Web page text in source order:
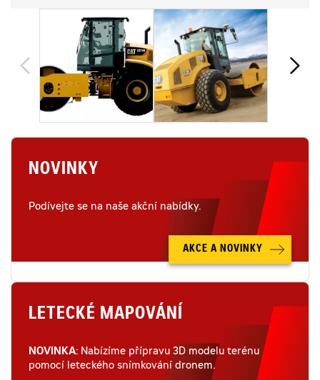
NOVINKY
Podívejte se na naše akční nabídky.
AKCE A NOVINKY
LETECKÉ MAPOVÁNÍ
NOVINKA: Nabízíme přípravu 3D modelu terénu
pomocí leteckého snímkování dronem.